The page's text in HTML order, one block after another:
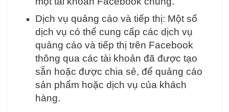
Dịch vụ quảng cáo và tiếp thị: Một số
dịch vụ có thể cung cấp các dịch vụ
quảng cáo và tiếp thị trên Facebook
thông qua các tài khoản đã được tạo
sẵn hoặc được chia sẻ, để quảng cáo
sản phẩm hoặc dịch vụ của khách
hàng.